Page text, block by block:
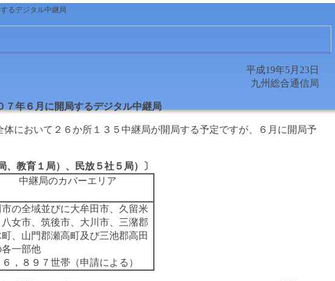
るデジタル中継局
平成19年5月23日
九州総合通信局
７年６月に開局するデジタル中継局
において２６か所１３５中継局が開局する予定ですが、６月に開局予
教育１局）、民放５社５局）〕
中継局のカバーエリア
の全域並びに大牟田市、久留米
女市、筑後市、大川市、三潴郡
町、山門郡瀬高町及び三池郡高田
一部他
６，８９７世帯（申請による）